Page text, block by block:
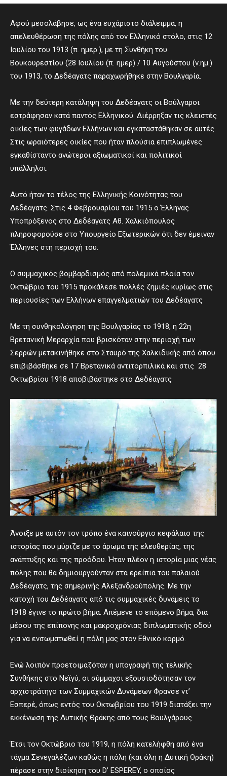
Αφού μεσολάβησε, ως ένα ευχάριστο διάλειμμα, η
απελευθέρωση της πόλης από τον Ελληνικό στόλο, στις 12
Ιουλίου του 1913 (π. ημερ.), με τη Συνθήκη του
Βουκουρεστίου (28 Ιουλίου (π. ημερ) / 10 Αυγούστου (ν.ημ.)
του 1913, το Δεδέαγατς παραχωρήθηκε στην Βουλγαρία.
Με την δεύτερη κατάληψη του Δεδέαγατς οι Βούλγαροι
εστράφησαν κατά παντός Ελληνικού. Διέρρηξαν τις κλειστές
οικίες των φυγάδων Ελλήνων και εγκαταστάθηκαν σε αυτές.
Στις ωραιότερες οικίες που ήταν πλούσια επιπλωμένες
εγκαθίσταντο ανώτεροι αξιωματικοί και πολιτικοί
υπάλληλοι.
Αυτό ήταν το τέλος της Ελληνικής Κοινότητας του
Δεδέαγατς. Στις 4 Φεβρουαρίου του 1915 ο Έλληνας
Υποπρόξενος στο Δεδέαγατς Αθ. Χαλκιόπουλος
πληροφορούσε στο Υπουργείο Εξωτερικών ότι δεν έμειναν
Έλληνες στη περιοχή του.
Ο συμμαχικός βομβαρδισμός από πολεμικά πλοία τον
Οκτώβριο του 1915 προκάλεσε πολλές ζημιές κυρίως στις
περιουσίες των Ελλήνων επαγγελματιών του Δεδέαγατς
Με τη συνθηκολόγηση της Βουλγαρίας το 1918, η 22η
Βρετανική Μεραρχία που βρισκόταν στην περιοχή των
Σερρών μετακινήθηκε στο Σταυρό της Χαλκιδικής από όπου
επιβιβάσθηκε σε 17 Βρετανικά αντιτορπιλικά και στις 28
Οκτωβρίου 1918 αποβιβάστηκε στο Δεδέαγατς
Άνοιξε με αυτόν τον τρόπο ένα καινούργιο κεφάλαιο της
ιστορίας που μύριζε με το άρωμα της ελευθερίας, της
ανάπτυξης και της προόδου. Ήταν πλέον η ιστορία μιας νέας
πόλης που θα δημιουργούνταν στα ερείπια του παλαιού
Δεδέαγατς, της σημερινής Αλεξανδρούπολης. Με την
κατοχή του Δεδέαγατς από τις συμμαχικές δυνάμεις το
1918 έγινε το πρώτο βήμα. Απέμενε το επόμενο βήμα, δια
μέσου της επίπονης και μακροχρόνιας διπλωματικής οδού
για να ενσωματωθεί η πόλη μας στον Εθνικό κορμό.
Ενώ λοιπόν προετοιμαζόταν η υπογραφή της τελικής
Συνθήκης στο Νεϊγύ, οι σύμμαχοι εξουσιοδότησαν τον
αρχιστράτηγο των Συμμαχικών Δυνάμεων Φρανσε ντ’
Εσπερέ, όπως εντός του Οκτωβρίου του 1919 διατάξει την
εκκένωση της Δυτικής Θράκης από τους Βουλγάρους.
Έτσι τον Οκτώβριο του 1919, η πόλη κατελήφθη από ένα
τάγμα Σενεγαλέζων καθώς η πόλη (και όλη η Δυτική Θράκη)
πέρασε στην διοίκηση του D’ ESPEREY, ο οποίος